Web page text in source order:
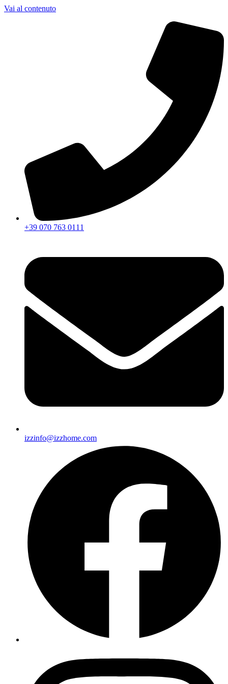
Vai al contenuto
+39 070 763 0111
izzinfo@izzhome.com